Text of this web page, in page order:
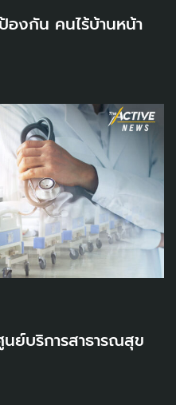
งกัน คนไร้บ้านหน้า
ย์บริการสาธารณสุข